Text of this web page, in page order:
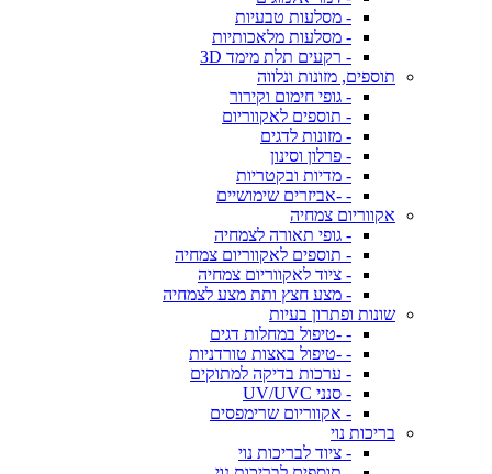
- מסלעות טבעיות
- מסלעות מלאכותיות
- רקעים תלת מימד 3D
תוספים, מזונות ונלווה
- גופי חימום וקירור
- תוספים לאקווריום
- מזונות לדגים
- פרלון וסינון
- מדיות ובקטריות
- -אביזרים שימושיים
אקווריום צמחיה
- גופי תאורה לצמחיה
- תוספים לאקווריום צמחיה
- ציוד לאקווריום צמחיה
- מצע חצץ ותת מצע לצמחיה
שונות ופתרון בעיות
- -טיפול במחלות דגים
- -טיפול באצות טורדניות
- ערכות בדיקה למתוקים
- סנני UV/UVC
- אקווריום שרימפסים
בריכות נוי
- ציוד לבריכות נוי